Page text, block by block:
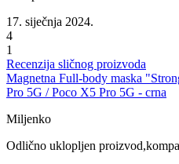
17. siječnja 2024.
4
1
Recenzija sličnog proizvoda
Magnetna Full-body maska
Pro 5G / Poco X5 Pro 5G - crna
Miljenko
Odlično uklopljen